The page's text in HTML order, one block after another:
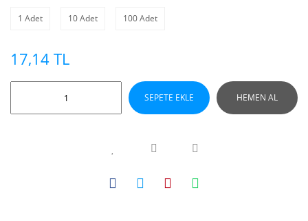
1 Adet 10 Adet 100 Adet
17,14 TL
SEPETE EKLE HEMEN AL